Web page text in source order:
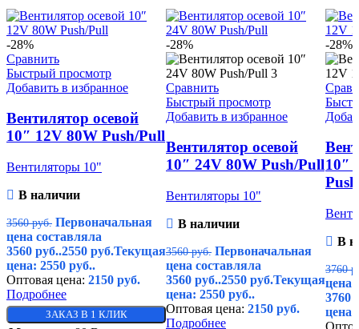
-28%
Сравнить
Быстрый просмотр
Добавить в избранное
Вентилятор осевой
10″ 12V 80W Push/Pull
Вентиляторы 10"
В наличии
3560руб. Первоначальная
цена составляла
3560 руб..2550 руб.Текущая
цена: 2550 руб..
Оптовая цена: 2150 руб.
Подробнее
ЗАКАЗ В 1 КЛИК
-28%
Сравнить
Быстрый просмотр
Добавить в избранное
Вентилятор осевой
10″ 24V 80W Push/Pull
Вентиляторы 10"
В наличии
3560руб. Первоначальная
цена составляла
3560 руб..2550 руб.Текущая
цена: 2550 руб..
Оптовая цена: 2150 руб.
Подробнее
-28%
10″
В
3760
цена
3760
цена: